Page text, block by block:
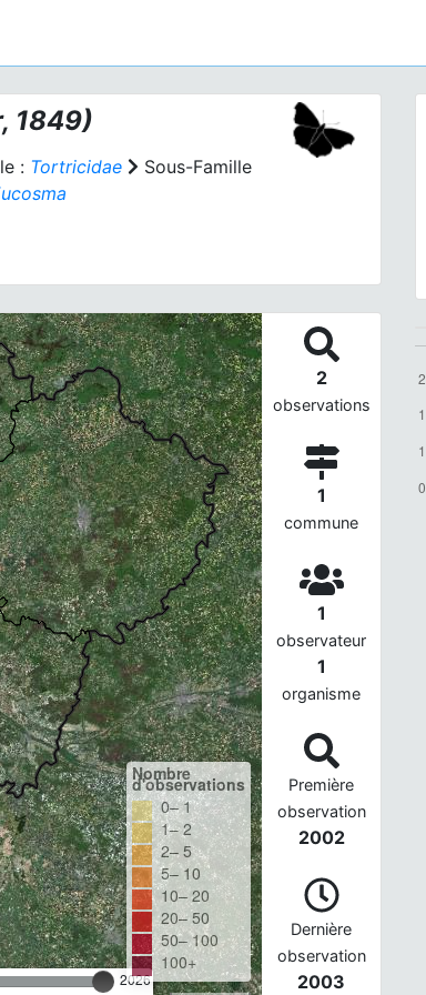
1849)
: Tortricidae
Sous-Famille
2026
Nombre
d'observations
0– 1
1– 2
2– 5
5– 10
10– 20
20– 50
50– 100
100+
2
observations
1
commune
1
observateur
1
organisme
Première
observation
2002
Dernière
observation
2003